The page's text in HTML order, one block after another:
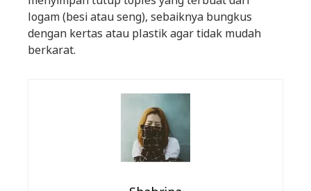
logam (besi atau seng), sebaiknya bungkus
dengan kertas atau plastik agar tidak mudah
berkarat.